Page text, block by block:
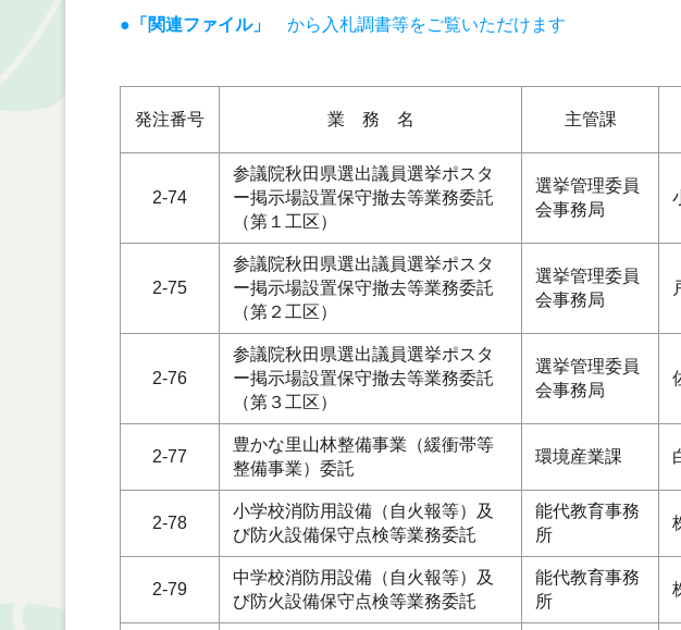
●「関連ファイル」 から入札調書等をご覧いただけます
発注番号 業 務 名 主管課
2-74
参議院秋田県選出議員選挙ポスタ
ー掲示場設置保守撤去等業務委託
（第１工区）
選挙管理委員
会事務局
2-75
参議院秋田県選出議員選挙ポスタ
ー掲示場設置保守撤去等業務委託
（第２工区）
選挙管理委員
会事務局
2-76
参議院秋田県選出議員選挙ポスタ
ー掲示場設置保守撤去等業務委託
（第３工区）
選挙管理委員
会事務局
2-77
豊かな里山林整備事業（緩衝帯等
整備事業）委託
環境産業課
2-78
小学校消防用設備（自火報等）及
び防火設備保守点検等業務委託
能代教育事務
所
2-79
中学校消防用設備（自火報等）及
び防火設備保守点検等業務委託
能代教育事務
所